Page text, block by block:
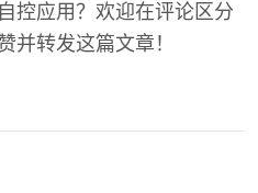
控应用？欢迎在评论区分
并转发这篇文章！